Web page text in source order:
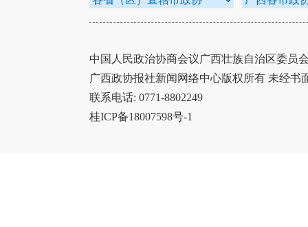
中国人民政治协商会议广西壮族自治区委员
广西政协报社新闻网络中心版权所有 未经书
联系电话: 0771-8802249
桂ICP备18007598号-1